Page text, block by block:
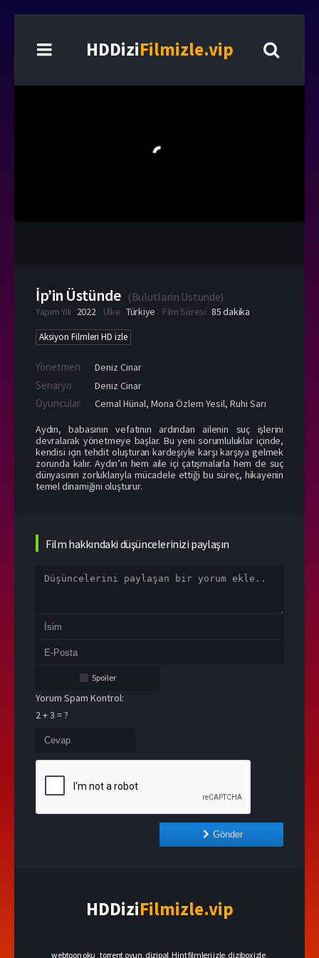
HDDiziFilmizle.vip
İp’in Üstünde (Bulutlarin Ustunde)
Yapım Yılı 2022 Ülke Türkiye Film Süresi 85 dakika
Aksiyon Filmleri HD izle
Yönetmen Deniz Cinar
Senaryo Deniz Cinar
Oyuncular Cemal Hünal, Mona Özlem Yesil, Ruhi Sarı
Aydın, babasının vefatının ardından ailenin suç işlerini
devralarak yönetmeye başlar. Bu yeni sorumluluklar içinde,
kendisi için tehdit oluşturan kardeşiyle karşı karşıya gelmek
zorunda kalır. Aydın’ın hem aile içi çatışmalarla hem de suç
dünyasının zorluklarıyla mücadele ettiği bu süreç, hikayenin
temel dinamiğini oluşturur.
Film hakkındaki düşüncelerinizi paylaşın
Spoiler
Yorum Spam Kontrol:
2 + 3 = ?
Gönder
HDDiziFilmizle.vip
webtoon oku ,torrent oyun dizipal Hint filmleri izle dizibox izle,